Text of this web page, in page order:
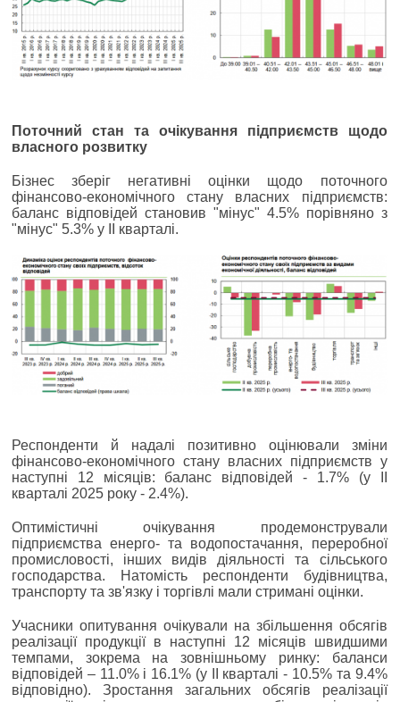
Поточний стан та очікування підприємств щодо
власного розвитку
Бізнес зберіг негативні оцінки щодо поточного
фінансово-економічного стану власних підприємств:
баланс відповідей становив "мінус" 4.5% порівняно з
"мінус" 5.3% у ІІ кварталі.
Респонденти й надалі позитивно оцінювали зміни
фінансово-економічного стану власних підприємств у
наступні 12 місяців: баланс відповідей - 1.7% (у IІ
кварталі 2025 року - 2.4%).
Оптимістичні очікування продемонстрували
підприємства енерго- та водопостачання, переробної
промисловості, інших видів діяльності та сільського
господарства. Натомість респонденти будівництва,
транспорту та зв'язку і торгівлі мали стримані оцінки.
Учасники опитування очікували на збільшення обсягів
реалізації продукції в наступні 12 місяців швидшими
темпами, зокрема на зовнішньому ринку: баланси
відповідей ‒ 11.0% і 16.1% (у ІІ кварталі - 10.5% та 9.4%
відповідно). Зростання загальних обсягів реалізації